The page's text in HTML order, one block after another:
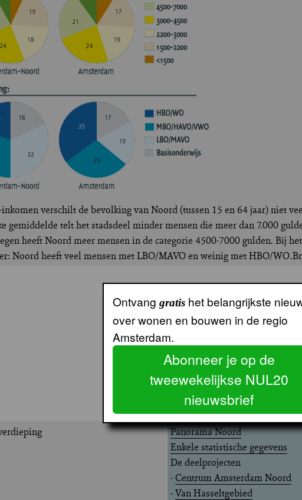
verschilt de bevolking van Noord (tussen 15 en 64 jaar) niet
gemiddelde telt het stadsdeel minder mensen die meer dan 7.000
heeft Noord meer mensen in de categorie 4500-7000 gulden. Bij
Noord heeft veel mensen met LBO/MAVO en weinig met HBO/
Panorama Noord
Enkele statistische gegevens
De deelprojecten
-Centrum Amsterdam Noord
-Van Hasseltgebied
Ontvang gratis het belangrijkste
over wonen en bouwen in de regio
Amsterdam.
Abonneer je op de
tweewekelijkse NUL20
nieuwsbrief